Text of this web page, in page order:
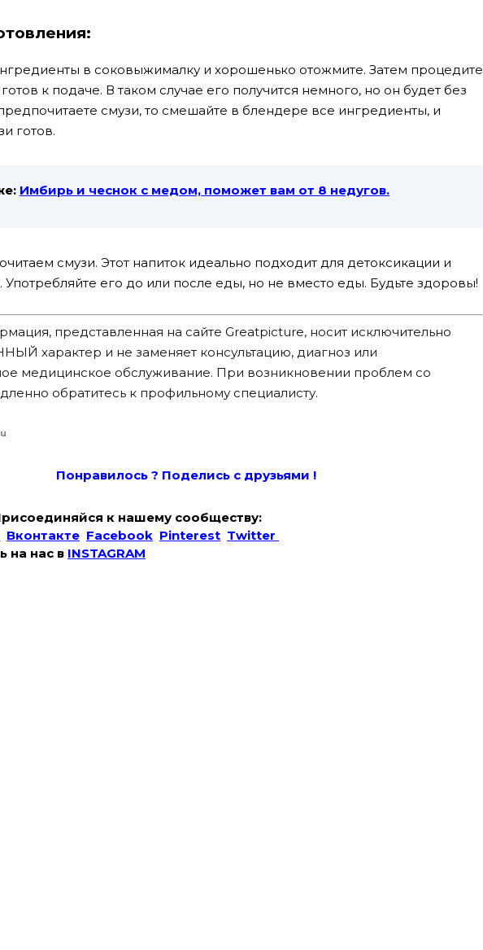
в соковыжималку и хорошенько отожмите. Затем процедите
к подаче. В таком случае его получится немного, но он будет без
смузи, то смешайте в блендере все ингредиенты, и
готов.
Имбирь и чеснок с медом, поможет вам от 8 недугов.
смузи. Этот напиток идеально подходит для детоксикации и
его до или после еды, но не вместо еды. Будьте здоровы!
представленная на сайте Greatpicture, носит исключительно
характер и не заменяет консультацию, диагноз или
медицинское обслуживание. При возникновении проблем со
обратитесь к профильному специалисту.
Понравилось ? Поделись с друзьями !
к нашему сообществу:
Вконтакте Facebook Pinterest Twitter
на наc в INSTAGRAM